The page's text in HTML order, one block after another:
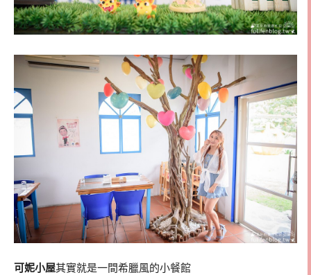
可妮小屋其實就是一間希臘風的小餐館